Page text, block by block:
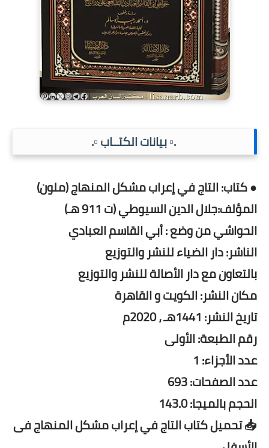
.▫️ بيانات الكتــاب ▫️.
● كتاب: التاج في إعراب مشكل المنهاج (ملون)
المؤلف:جلال الدين السيوطي (ت 911 هـ)
الحواشي من وضع : أبي القاسم العبادي
الناشر: دار الضياء للنشر والتوزيع
بالتعاون مع دار الأصالة للنشر والتوزيع
مكان النشر: الكويت و القاهرة
تاريخ النشر: 1441هـ ، 2020م
رقم الطبعة: الأولى
عدد الأجزاء: 1
عدد الصفحات: 693
الحجم بالميجا: 143.0
📥 تحميل كتاب التاج في إعراب مشكل المنهاج فى